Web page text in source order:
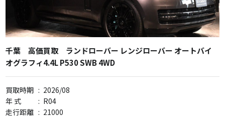
千葉 高価買取 ランドローバー レンジローバー オートバイ
オグラフィ4.4L P530 SWB 4WD
買取時期 : 2026/08
年 式
: R04
走行距離 : 21000